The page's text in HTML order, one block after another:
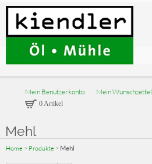
Mein Benutzerkonto Mein Wunschzettel
0 Artikel
Mehl
Home > Produkte > Mehl